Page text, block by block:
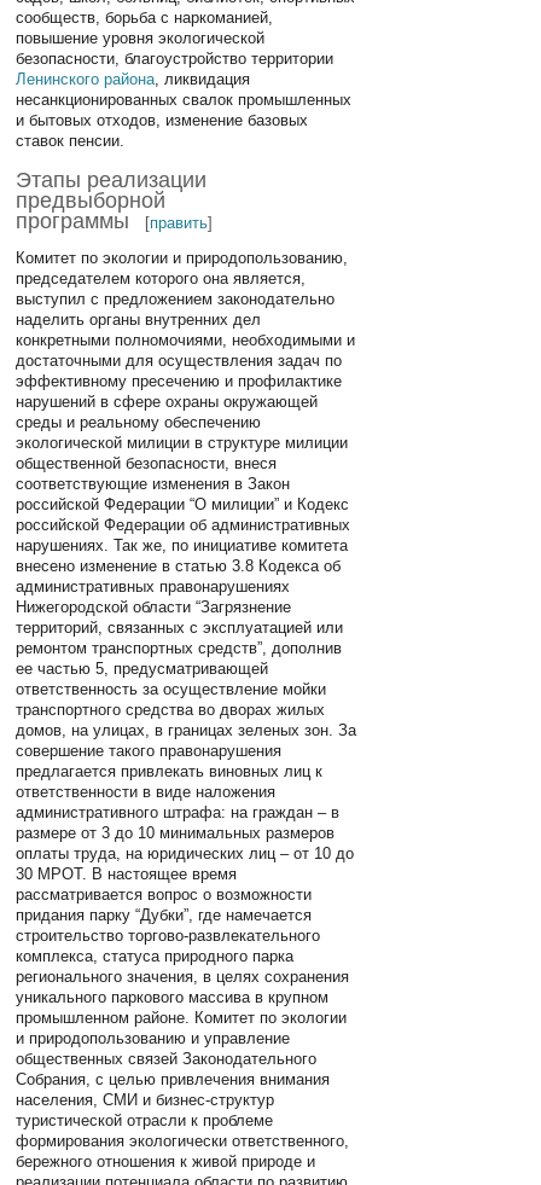
сообществ, борьба с наркоманией,
повышение уровня экологической
безопасности, благоустройство территории
Ленинского района, ликвидация
несанкционированных свалок промышленных
и бытовых отходов, изменение базовых
ставок пенсии.
Этапы реализации
предвыборной
программы
[править]
Комитет по экологии и природопользованию,
председателем которого она является,
выступил с предложением законодательно
наделить органы внутренних дел
конкретными полномочиями, необходимыми и
достаточными для осуществления задач по
эффективному пресечению и профилактике
нарушений в сфере охраны окружающей
среды и реальному обеспечению
экологической милиции в структуре милиции
общественной безопасности, внеся
соответствующие изменения в Закон
российской Федерации “О милиции” и Кодекс
российской Федерации об административных
нарушениях. Так же, по инициативе комитета
внесено изменение в статью 3.8 Кодекса об
административных правонарушениях
Нижегородской области “Загрязнение
территорий, связанных с эксплуатацией или
ремонтом транспортных средств”, дополнив
ее частью 5, предусматривающей
ответственность за осуществление мойки
транспортного средства во дворах жилых
домов, на улицах, в границах зеленых зон. За
совершение такого правонарушения
предлагается привлекать виновных лиц к
ответственности в виде наложения
административного штрафа: на граждан – в
размере от 3 до 10 минимальных размеров
оплаты труда, на юридических лиц – от 10 до
30 МРОТ. В настоящее время
рассматривается вопрос о возможности
придания парку “Дубки”, где намечается
строительство торгово-развлекательного
комплекса, статуса природного парка
регионального значения, в целях сохранения
уникального паркового массива в крупном
промышленном районе. Комитет по экологии
и природопользованию и управление
общественных связей Законодательного
Собрания, с целью привлечения внимания
населения, СМИ и бизнес-структур
туристической отрасли к проблеме
формирования экологически ответственного,
бережного отношения к живой природе и